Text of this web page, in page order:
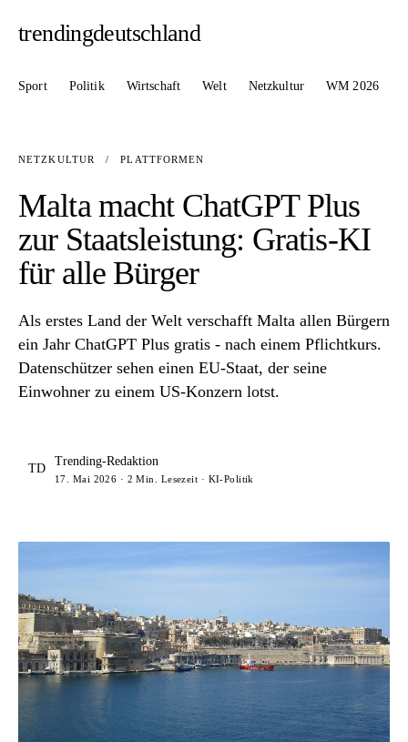
trendingdeutschland
Sport Politik Wirtschaft Welt Netzkultur WM 2026
NETZKULTUR / PLATTFORMEN
Malta macht ChatGPT Plus
zur Staatsleistung: Gratis-KI
für alle Bürger
Als erstes Land der Welt verschafft Malta allen Bürgern
ein Jahr ChatGPT Plus gratis - nach einem Pflichtkurs.
Datenschützer sehen einen EU-Staat, der seine
Einwohner zu einem US-Konzern lotst.
TD
Trending-Redaktion
17. Mai 2026 · 2 Min. Lesezeit · KI-Politik